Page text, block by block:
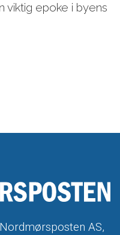
viktig epoke i byens
AS,